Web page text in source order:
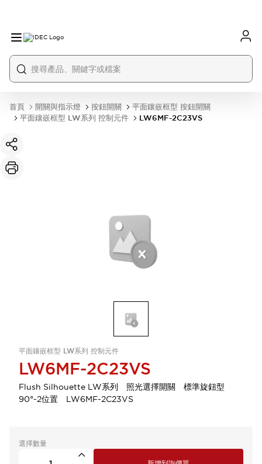
首頁 開關與指示燈 按鈕開關
平面鑲嵌框型 按鈕開關
平面鑲嵌框型 LW系列 控制元件
LW6MF-2C23VS
平面鑲嵌框型 LW系列 控制元件
LW6MF-2C23VS
Flush Silhouette LW系列 照光選擇開關 標準旋鈕型
90°-2位置 LW6MF-2C23VS
選擇數量